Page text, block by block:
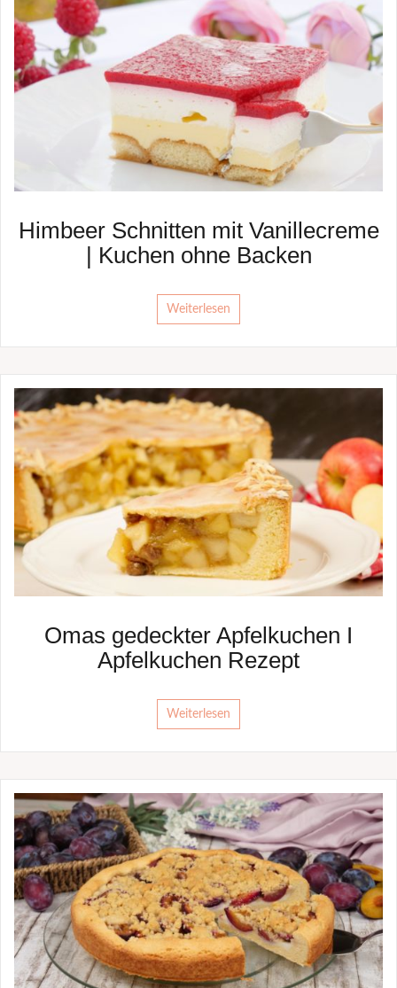
Himbeer Schnitten mit Vanillecreme
| Kuchen ohne Backen
Weiterlesen
Omas gedeckter Apfelkuchen I
Apfelkuchen Rezept
Weiterlesen